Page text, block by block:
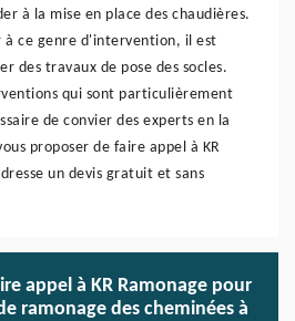
à la mise en place des chaudières.
à ce genre d'intervention, il est
des travaux de pose des socles.
qui sont particulièrement
de convier des experts en la
proposer de faire appel à KR
un devis gratuit et sans
appel à KR Ramonage pour
ramonage des cheminées à